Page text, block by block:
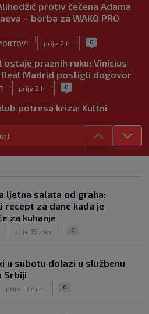
protiv čečena Adama
– borba za WAKO PRO
|
prije 2 h
| 0
ostaje praznih ruku: Vinícius
Real Madrid postigli dogovor
|
prije 2 h
| 0
potresa kriza: Kultni
u Italiji bit će prazan na
sezone, navijači objavili rat
prije 3 h 0
| | 0
na moru, mogli biste sresti
Federera
ljetna salata od graha:
recept za dane kada je
za kuhanje
prije 15 min 0
u subotu dolazi u službenu
Srbiji
prije 19 min 0